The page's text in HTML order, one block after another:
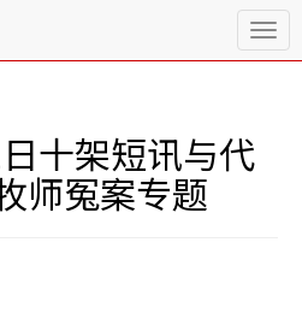
T
o
十架短讯与代
师冤案专题